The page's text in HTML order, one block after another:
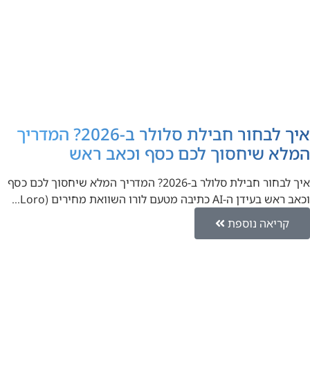
איך לבחור חבילת סלולר ב-2026? המדריך
המלא שיחסוך לכם כסף וכאב ראש
איך לבחור חבילת סלולר ב-2026? המדריך המלא שיחסוך לכם כסף
וכאב ראש בעידן ה-AI כתיבה מטעם לורו השוואת מחירים (Loro…
קריאה נוספת